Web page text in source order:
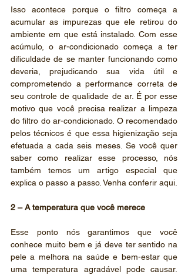
Isso acontece porque o filtro começa a
acumular as impurezas que ele retirou do
ambiente em que está instalado. Com esse
acúmulo, o ar-condicionado começa a ter
dificuldade de se manter funcionando como
deveria, prejudicando sua vida útil e
comprometendo a performance correta de
seu controle de qualidade de ar. É por esse
motivo que você precisa realizar a limpeza
do filtro do ar-condicionado. O recomendado
pelos técnicos é que essa higienização seja
efetuada a cada seis meses. Se você quer
saber como realizar esse processo, nós
também temos um artigo especial que
explica o passo a passo. Venha conferir aqui.
2 – A temperatura que você merece
Esse ponto nós garantimos que você
conhece muito bem e já deve ter sentido na
pele a melhora na saúde e bem-estar que
uma temperatura agradável pode causar.